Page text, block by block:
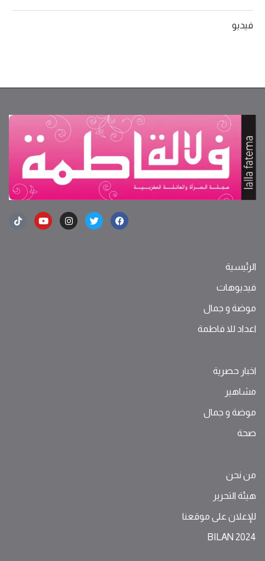
فيديو
الرئيسية
فيديوهات
موضة ‫و‬ ‫‬‫جمال‬
اعداد للا فاطمة
اخبار حصرية
مشاهير
موضة ‫و‬ ‫‬‫جمال‬
صحة
من نحن
هيئة التحرير
للإعلان على موقعنا
BILAN 2024